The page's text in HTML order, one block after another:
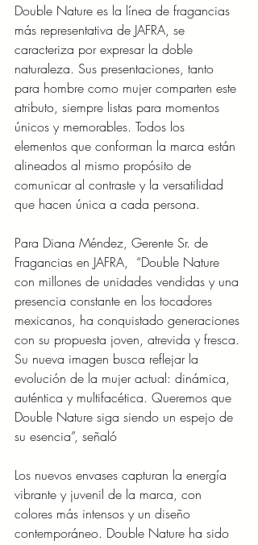
Double Nature es la línea de fragancias
más representativa de JAFRA, se
caracteriza por expresar la doble
naturaleza. Sus presentaciones, tanto
para hombre como mujer comparten este
atributo, siempre listas para momentos
únicos y memorables. Todos los
elementos que conforman la marca están
alineados al mismo propósito de
comunicar al contraste y la versatilidad
que hacen única a cada persona.
Para Diana Méndez, Gerente Sr. de
Fragancias en JAFRA,  “Double Nature
con millones de unidades vendidas y una
presencia constante en los tocadores
mexicanos, ha conquistado generaciones
con su propuesta joven, atrevida y fresca.
Su nueva imagen busca reflejar la
evolución de la mujer actual: dinámica,
auténtica y multifacética. Queremos que
Double Nature siga siendo un espejo de
su esencia”, señaló
Los nuevos envases capturan la energía
vibrante y juvenil de la marca, con
colores más intensos y un diseño
contemporáneo. Double Nature ha sido